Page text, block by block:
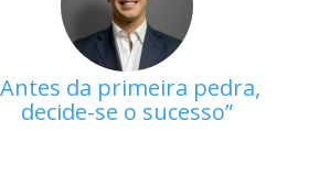
Antes da primeira pedra,
decide-se o sucesso